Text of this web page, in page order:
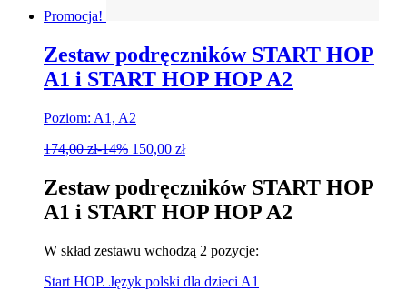
Promocja!
Zestaw podręczników START HOP
A1 i START HOP HOP A2
Poziom: A1, A2
174,00zł-14% 150,00 zł
Zestaw podręczników START HOP
A1 i START HOP HOP A2
W skład zestawu wchodzą 2 pozycje:
Start HOP. Język polski dla dzieci A1